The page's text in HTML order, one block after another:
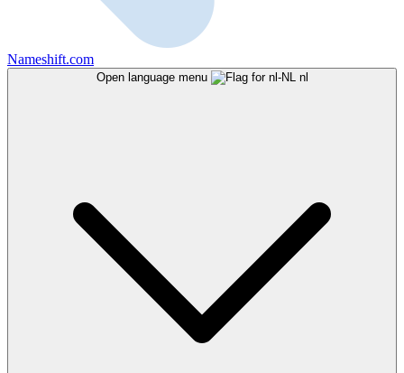
Nameshift.com
Open language menu nl